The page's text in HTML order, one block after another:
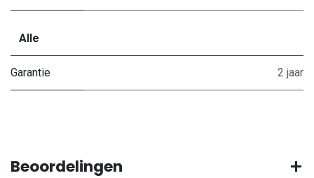
Alle
Garantie 2 jaar
Beoordelingen